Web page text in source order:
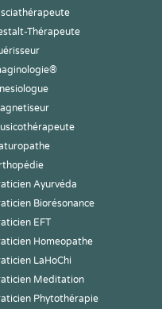
Thérapeute
Ayurvéda
Biorésonance
EFT
Homeopathe
LaHoChi
Meditation
Phytothérapie